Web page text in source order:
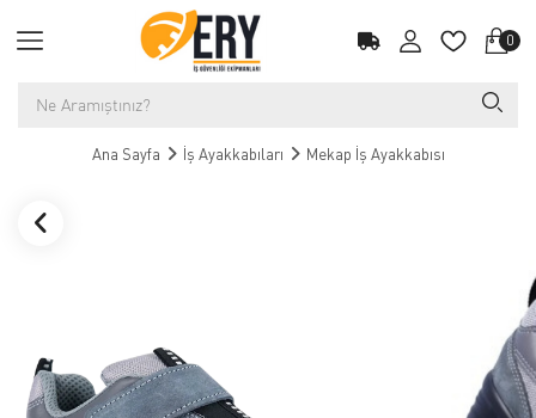
0
Ana Sayfa İş Ayakkabıları Mekap İş Ayakkabısı